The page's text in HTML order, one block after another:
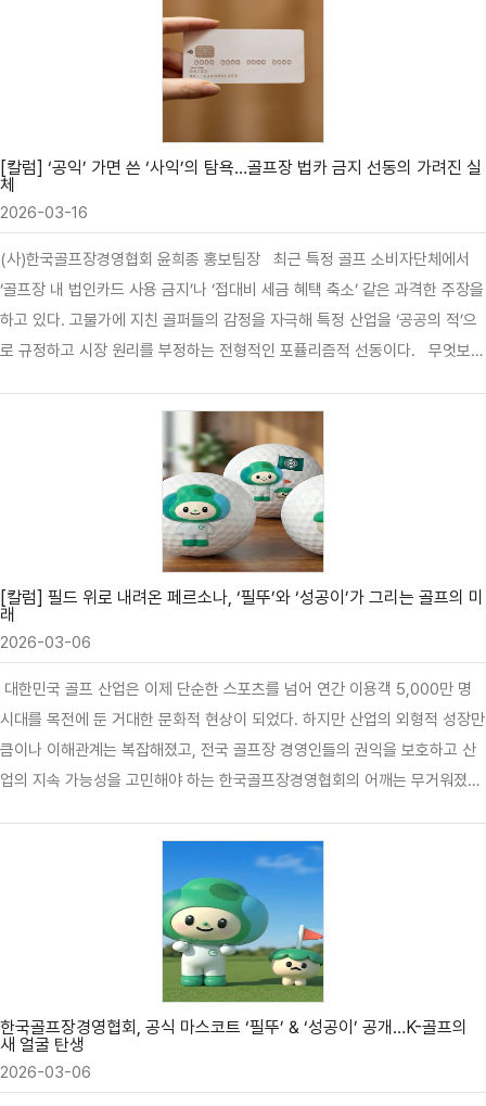
로 전년(4,557명) 대비 127명 감소했다. 골프장 유형별 1홀당 평균 이용객은
회원제가 4,199명, 비회원제가 4,544명으로 비회원제…
[칼럼] ‘공익’ 가면 쓴 ‘사익’의 탐욕…골프장 법카 금지 선동의 가려진 실
체
2026-03-16
(사)한국골프장경영협회 윤희종 홍보팀장 최근 특정 골프 소비자단체에서
‘골프장 내 법인카드 사용 금지’나 ‘접대비 세금 혜택 축소’ 같은 과격한 주장을
하고 있다. 고물가에 지친 골퍼들의 감정을 자극해 특정 산업을 ‘공공의 적’으
로 규정하고 시장 원리를 부정하는 전형적인 포퓰리즘적 선동이다. 무엇보다
차 망각한 경제적 자해(自害) 행위다. 법인의 접대비 손비 처리는 특정 업종
에 주는 특혜가 아니라, 기업이 영업 활동을 위해 지출한 정당한 비용을 인정
법상 평등 원칙에 위배될 뿐만 아니라, 비용 처리가 막힌 기업들이 지출을 줄
이면 그 타격은 골프장의 매출 감소와 경영 악화로 직결된다. 경영이 악화된
골프장이 가격을 내릴 것이라는 기대는 시장의 문법이 아니다. 오히려 서비스
질 저하와 대규모 구…
[칼럼] 필드 위로 내려온 페르소나, ‘필뚜’와 ‘성공이’가 그리는 골프의 미
래
2026-03-06
대한민국 골프 산업은 이제 단순한 스포츠를 넘어 연간 이용객 5,000만 명
시대를 목전에 둔 거대한 문화적 현상이 되었다. 하지만 산업의 외형적 성장만
큼이나 이해관계는 복잡해졌고, 전국 골프장 경영인들의 권익을 보호하고 산
업의 지속 가능성을 고민해야 하는 한국골프장경영협회의 어깨는 무거워졌다.
협회가 대중 및 이해관계자들과 소통하는 방식의 영리한 진화를 보여준다.
현대 마케팅에서 캐릭터는 단순한 시각적 장식이 아니라, 조직이 지향하는 가
치를 살아있는 인격으로 변환한 ‘브랜드 페르소나’다. 경영학자 제니퍼 아커
(Jennifer Aaker)의 ‘브랜드 개성(Brand Personality) 이론’에 따르면, 소
비자는 브랜드가 가진 인간적인 특성에 매력을 느끼고 이를 통해 강력한 정서
선에 대한 제언…
한국골프장경영협회, 공식 마스코트 ‘필뚜’ & ‘성공이’ 공개…K-골프의
새 얼굴 탄생
2026-03-06